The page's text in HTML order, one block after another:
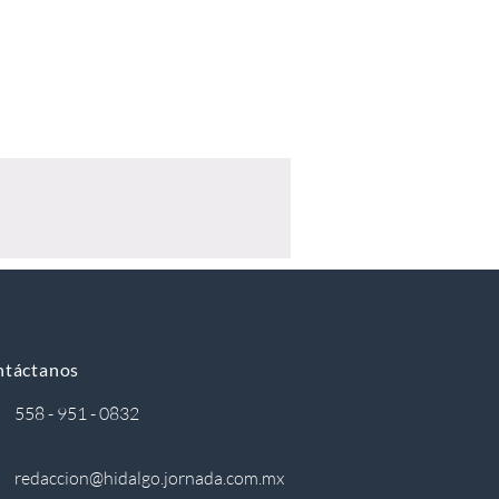
558 - 951 - 0832
redaccion@hidalgo.jornada.com.mx